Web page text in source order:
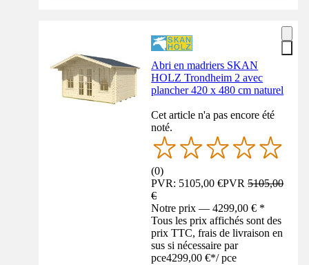
Abri en madriers SKAN
HOLZ Trondheim 2 avec
plancher 420 x 480 cm naturel
Cet article n'a pas encore été
noté.
(0)
PVR: 5105,00 €PVR5105,00
€
Notre prix — 4299,00 € *
Tous les prix affichés sont des
prix TTC, frais de livraison en
sus si nécessaire par
pce4299,00 €*/ pce